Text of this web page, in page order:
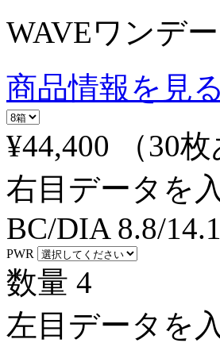
WAVEワンデ
商品情報を見る
¥44,400
（30
右目データを
BC/DIA 8.8/14.1
PWR
数量 4
左目データを